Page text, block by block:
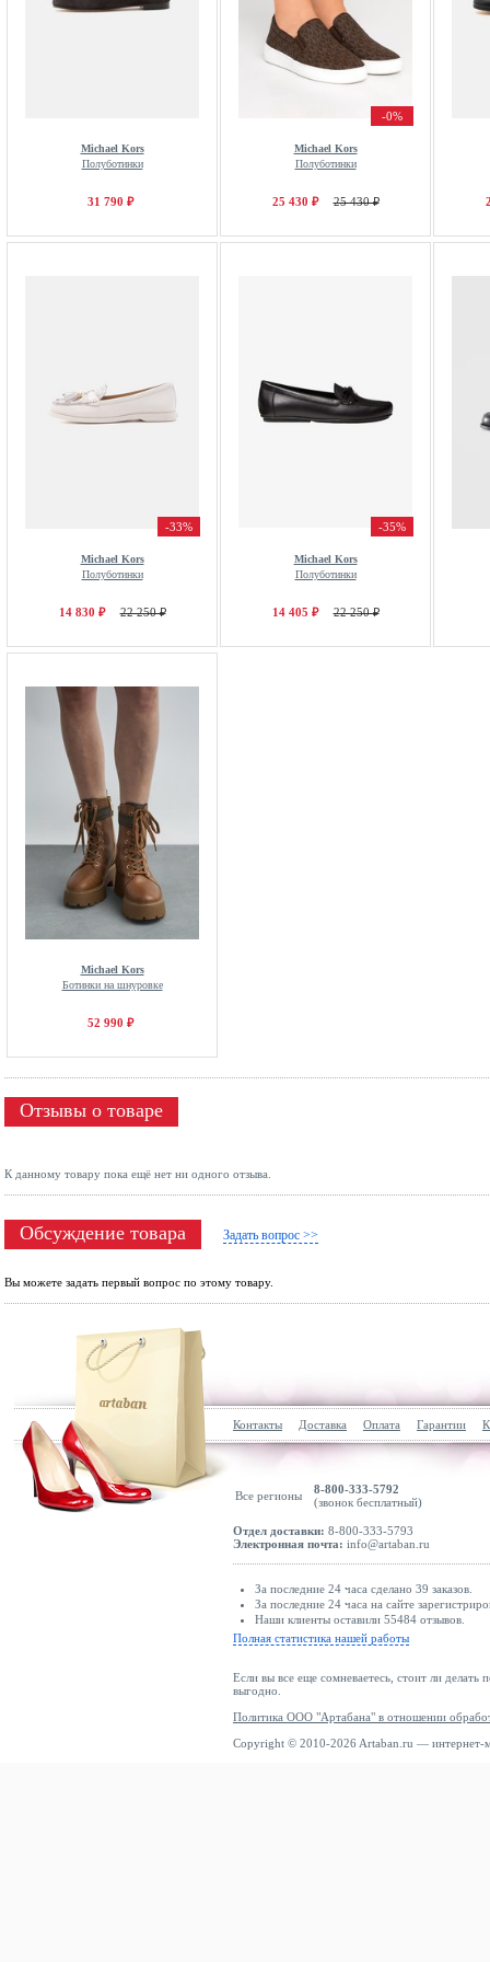
Michael Kors
Полуботинки
31 790 ₽
-0%
Michael Kors
Полуботинки
25 430 ₽ 25 430 ₽
-33%
Michael Kors
Полуботинки
14 830 ₽ 22 250 ₽
-35%
Michael Kors
Полуботинки
14 405 ₽ 22 250 ₽
Michael Kors
Ботинки на шнуровке
52 990 ₽
Отзывы о товаре
К данному товару пока ещё нет ни одного отзыва.
Обсуждение товара Задать вопрос >>
Вы можете задать первый вопрос по этому товару.
Контакты Доставка Оплата Гарантии
Все регионы
8-800-333-5792
(звонок бесплатный)
Отдел доставки: 8-800-333-5793
Электронная почта: info@artaban.ru
За последние 24 часа сделано 39 заказов.
За последние 24 часа на сайте
Наши клиенты оставили 55484 отзывов.
Полная статистика нашей работы
Если вы все еще сомневаетесь, стоит ли делать
выгодно.
Политика ООО "Артабана" в отношении
Copyright © 2010-2026 Artaban.ru — интернет-